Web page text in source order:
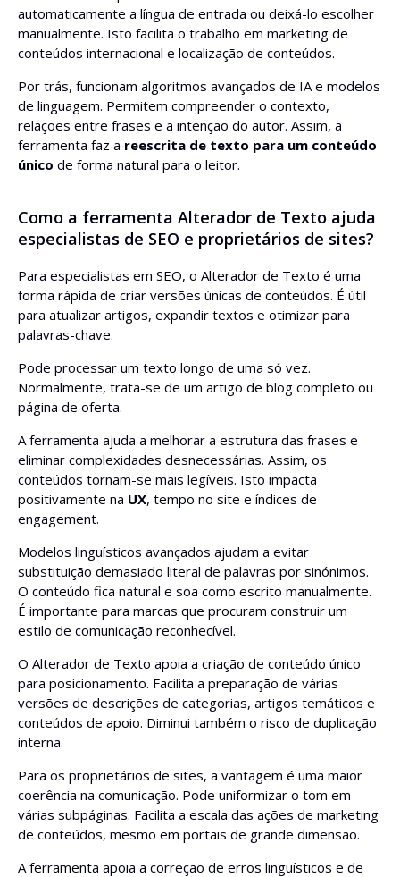
automaticamente a língua de entrada ou deixá-lo escolher
manualmente. Isto facilita o trabalho em marketing de
conteúdos internacional e localização de conteúdos.
Por trás, funcionam algoritmos avançados de IA e modelos
de linguagem. Permitem compreender o contexto,
relações entre frases e a intenção do autor. Assim, a
ferramenta faz a reescrita de texto para um conteúdo
único de forma natural para o leitor.
Como a ferramenta Alterador de Texto ajuda
especialistas de SEO e proprietários de sites?
Para especialistas em SEO, o Alterador de Texto é uma
forma rápida de criar versões únicas de conteúdos. É útil
para atualizar artigos, expandir textos e otimizar para
palavras-chave.
Pode processar um texto longo de uma só vez.
Normalmente, trata-se de um artigo de blog completo ou
página de oferta.
A ferramenta ajuda a melhorar a estrutura das frases e
eliminar complexidades desnecessárias. Assim, os
conteúdos tornam-se mais legíveis. Isto impacta
positivamente na UX, tempo no site e índices de
engagement.
Modelos linguísticos avançados ajudam a evitar
substituição demasiado literal de palavras por sinónimos.
O conteúdo fica natural e soa como escrito manualmente.
É importante para marcas que procuram construir um
estilo de comunicação reconhecível.
O Alterador de Texto apoia a criação de conteúdo único
para posicionamento. Facilita a preparação de várias
versões de descrições de categorias, artigos temáticos e
conteúdos de apoio. Diminui também o risco de duplicação
interna.
Para os proprietários de sites, a vantagem é uma maior
coerência na comunicação. Pode uniformizar o tom em
várias subpáginas. Facilita a escala das ações de marketing
de conteúdos, mesmo em portais de grande dimensão.
A ferramenta apoia a correção de erros linguísticos e de